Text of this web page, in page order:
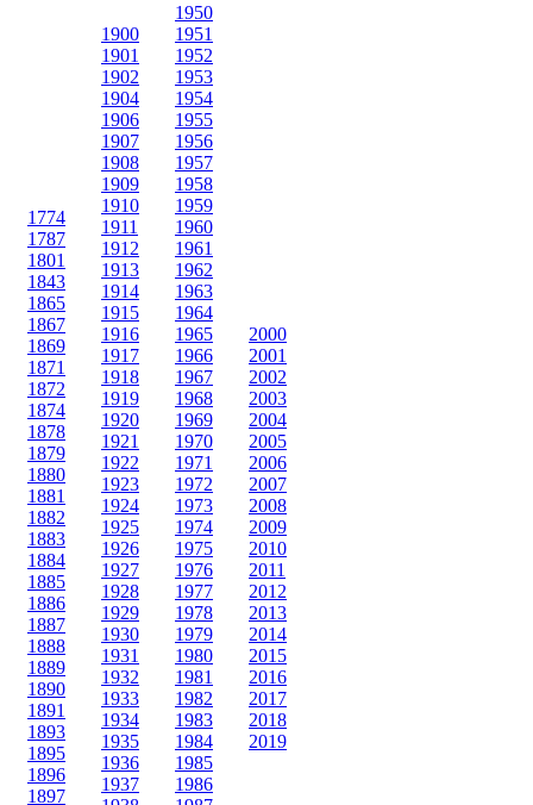
1774
1787
1801
1843
1865
1867
1869
1871
1872
1874
1878
1879
1880
1881
1882
1883
1884
1885
1886
1887
1888
1889
1890
1891
1893
1895
1896
1897
1900
1901
1902
1904
1906
1907
1908
1909
1910
1911
1912
1913
1914
1915
1916
1917
1918
1919
1920
1921
1922
1923
1924
1925
1926
1927
1928
1929
1930
1931
1932
1933
1934
1935
1936
1937
1950
1951
1952
1953
1954
1955
1956
1957
1958
1959
1960
1961
1962
1963
1964
1965
1966
1967
1968
1969
1970
1971
1972
1973
1974
1975
1976
1977
1978
1979
1980
1981
1982
1983
1984
1985
1986
2000
2001
2002
2003
2004
2005
2006
2007
2008
2009
2010
2011
2012
2013
2014
2015
2016
2017
2018
2019